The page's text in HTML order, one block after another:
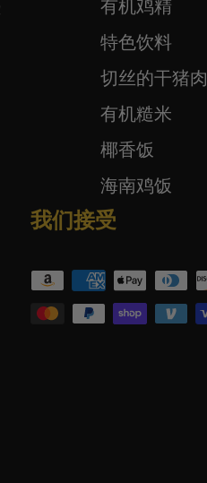
有机鸡精
特色饮料
切丝的干猪肉
有机糙米
椰香饭
海南鸡饭
我们接受